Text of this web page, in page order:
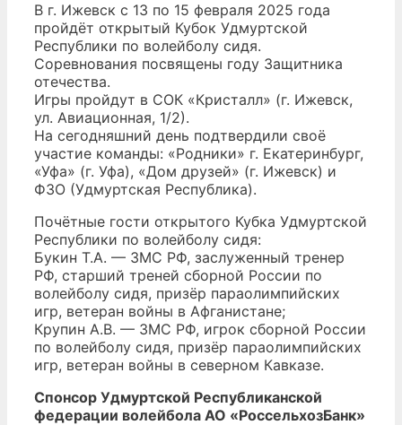
В г. Ижевск с 13 по 15 февраля 2025 года
пройдёт открытый Кубок Удмуртской
Республики по волейболу сидя.
Соревнования посвящены году Защитника
отечества.
Игры пройдут в СОК «Кристалл» (г. Ижевск,
ул. Авиационная, 1/2).
На сегодняшний день подтвердили своё
участие команды: «Родники» г. Екатеринбург,
«Уфа» (г. Уфа), «Дом друзей» (г. Ижевск) и
ФЗО (Удмуртская Республика).
Почётные гости открытого Кубка Удмуртской
Республики по волейболу сидя:
Букин Т.А. — ЗМС РФ, заслуженный тренер
РФ, старший треней сборной России по
волейболу сидя, призёр параолимпийских
игр, ветеран войны в Афганистане;
Крупин А.В. — ЗМС РФ, игрок сборной России
по волейболу сидя, призёр параолимпийских
игр, ветеран войны в северном Кавказе.
Спонсор Удмуртской Республиканской
федерации волейбола АО «РоссельхозБанк»